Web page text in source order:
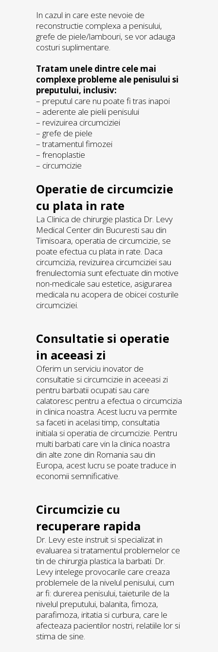
In cazul in care este nevoie de
reconstructie complexa a penisului,
grefe de piele/lambouri, se vor adauga
costuri suplimentare.
Tratam unele dintre cele mai
complexe probleme ale penisului si
preputului, inclusiv:
– preputul care nu poate fi tras inapoi
– aderente ale pielii penisului
– revizuirea circumciziei
– grefe de piele
– tratamentul fimozei
– frenoplastie
– circumcizie
Operatie de circumcizie
cu plata in rate
La Clinica de chirurgie plastica Dr. Levy
Medical Center din Bucuresti sau din
Timisoara, operatia de circumcizie, se
poate efectua cu plata in rate. Daca
circumcizia, revizuirea circumciziei sau
frenulectomia sunt efectuate din motive
non-medicale sau estetice, asigurarea
medicala nu acopera de obicei costurile
circumciziei.
Consultatie si operatie
in aceeasi zi
Oferim un serviciu inovator de
consultatie si circumcizie in aceeasi zi
pentru barbatii ocupati sau care
calatoresc pentru a efectua o circumcizia
in clinica noastra. Acest lucru va permite
sa faceti in acelasi timp, consultatia
initiala si operatia de circumcizie. Pentru
multi barbati care vin la clinica noastra
din alte zone din Romania sau din
Europa, acest lucru se poate traduce in
economii semnificative.
Circumcizie cu
recuperare rapida
Dr. Levy este instruit si specializat in
evaluarea si tratamentul problemelor ce
tin de chirurgia plastica la barbati. Dr.
Levy intelege provocarile care creaza
problemele de la nivelul penisului, cum
ar fi: durerea penisului, taieturile de la
nivelul preputului, balanita, fimoza,
parafimoza, iritatia si curbura, care le
afecteaza pacientilor nostri, relatiile lor si
stima de sine.